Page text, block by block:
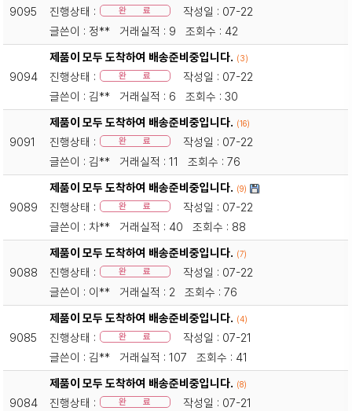
9095 진행상태 : 완 료
작성일 : 07-22
글쓴이 : 정** 거래실적 : 9 조회수 : 42
9094
제품이 모두 도착하여 배송준비중입니다. (3)
진행상태 : 완 료
작성일 : 07-22
글쓴이 : 김** 거래실적 : 6 조회수 : 30
9091
제품이 모두 도착하여 배송준비중입니다. (16)
진행상태 : 완 료
작성일 : 07-22
글쓴이 : 김** 거래실적 : 11 조회수 : 76
9089
제품이 모두 도착하여 배송준비중입니다. (9)
진행상태 : 완 료
작성일 : 07-22
글쓴이 : 차** 거래실적 : 40 조회수 : 88
9088
제품이 모두 도착하여 배송준비중입니다. (7)
진행상태 : 완 료
작성일 : 07-22
글쓴이 : 이** 거래실적 : 2 조회수 : 76
9085
제품이 모두 도착하여 배송준비중입니다. (4)
진행상태 : 완 료
작성일 : 07-21
글쓴이 : 김** 거래실적 : 107 조회수 : 41
9084
제품이 모두 도착하여 배송준비중입니다. (8)
진행상태 : 완 료
작성일 : 07-21